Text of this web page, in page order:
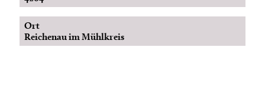
Ort
Reichenau im Mühlkreis